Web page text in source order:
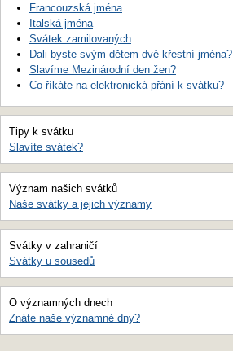
Francouzská jména
Italská jména
Svátek zamilovaných
Dali byste svým dětem dvě křestní jména?
Slavíme Mezinárodní den žen?
Co říkáte na elektronická přání k svátku?
Tipy k svátku
Slavíte svátek?
Význam našich svátků
Naše svátky a jejich významy
Svátky v zahraničí
Svátky u sousedů
O významných dnech
Znáte naše významné dny?